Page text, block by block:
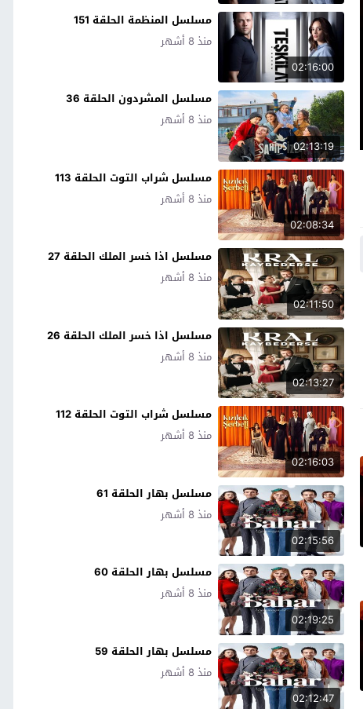
02:16:00
مسلسل المنظمة الحلقة 151
منذ 8 أشهر
02:13:19
مسلسل المشردون الحلقة 36
منذ 8 أشهر
02:08:34
مسلسل شراب التوت الحلقة 113
منذ 8 أشهر
02:11:50
مسلسل اذا خسر الملك الحلقة 27
منذ 8 أشهر
02:13:27
مسلسل اذا خسر الملك الحلقة 26
منذ 8 أشهر
02:16:03
مسلسل شراب التوت الحلقة 112
منذ 8 أشهر
02:15:56
مسلسل بهار الحلقة 61
منذ 8 أشهر
02:19:25
مسلسل بهار الحلقة 60
منذ 8 أشهر
02:12:47
مسلسل بهار الحلقة 59
منذ 8 أشهر